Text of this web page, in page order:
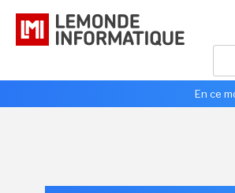
En ce